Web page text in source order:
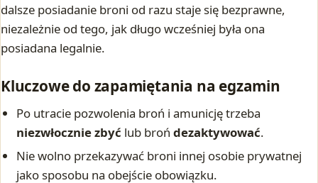
dalsze posiadanie broni od razu staje się bezprawne,
niezależnie od tego, jak długo wcześniej była ona
posiadana legalnie.
Kluczowe do zapamiętania na egzamin
Po utracie pozwolenia broń i amunicję trzeba
niezwłocznie zbyć lub brońdezaktywować.
Nie wolno przekazywać broni innej osobie prywatnej
jako sposobu na obejście obowiązku.